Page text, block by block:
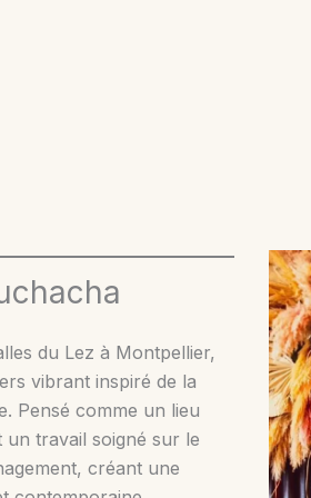
du Lez à Montpellier,
vibrant inspiré de la
Pensé comme un lieu
un travail soigné sur le
créant une